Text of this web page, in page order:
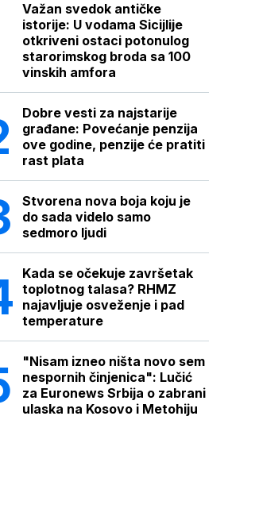
Važan svedok antičke
istorije: U vodama Sicijlije
otkriveni ostaci potonulog
starorimskog broda sa 100
vinskih amfora
Dobre vesti za najstarije
građane: Povećanje penzija
ove godine, penzije će pratiti
rast plata
Stvorena nova boja koju je
do sada videlo samo
sedmoro ljudi
Kada se očekuje završetak
toplotnog talasa? RHMZ
najavljuje osveženje i pad
temperature
"Nisam izneo ništa novo sem
nespornih činjenica": Lučić
za Euronews Srbija o zabrani
ulaska na Kosovo i Metohiju